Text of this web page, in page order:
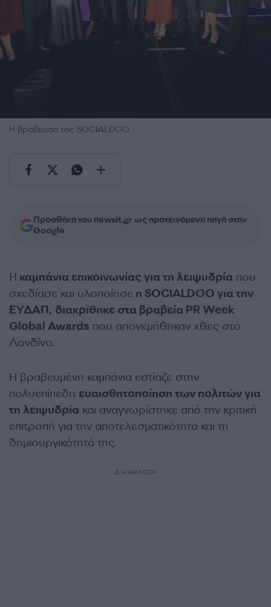
Η βράβευση της SOCIALDOO
Προσθήκη του newsit.gr ως προτεινόμενη πηγή στην
Google
Η καμπάνια επικοινωνίας για τη λειψυδρία που
σχεδίασε και υλοποίησε η SOCIALDOO για την
ΕΥΔΑΠ, διακρίθηκε στα βραβεία PR Week
Global Awards που απονεμήθηκαν χθες στο
Λονδίνο.
Η βραβευμένη καμπάνια εστίαζε στην
πολυεπίπεδη ευαισθητοποίηση των πολιτών για
τη λειψυδρία και αναγνωρίστηκε από την κριτική
επιτροπή για την αποτελεσματικότητα και τη
δημιουργικότητά της.
ΔΙΑΦΗΜΙΣΗ